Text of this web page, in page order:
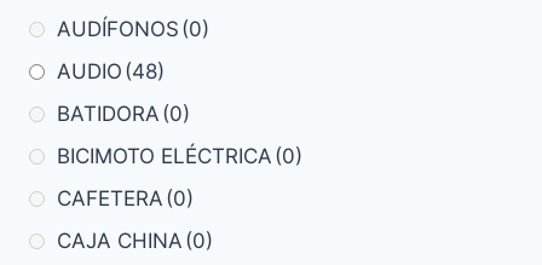
AUDÍFONOS (0)
AUDIO (48)
BATIDORA (0)
BICIMOTO ELÉCTRICA (0)
CAFETERA (0)
CAJA CHINA (0)